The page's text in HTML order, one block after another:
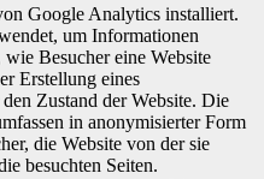
Google Analytics installiert.
um Informationen
Besucher eine Website
Erstellung eines
Zustand der Website. Die
in anonymisierter Form
die Website von der sie
besuchten Seiten.